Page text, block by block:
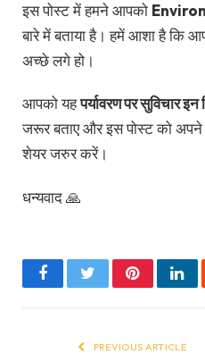
इस पोस्ट में हमने आपको
बारे में बताया है। हमें आशा है कि
अच्छे लगे हो।
आपको यहपर्यावरण पर सुविचार इन
जरूर बताए और इस पोस्ट को अपने
शेयर जरुर करें।
धन्यवाद 🙏
FacebookTwitterPinterest
PREVIOUS ARTICLE